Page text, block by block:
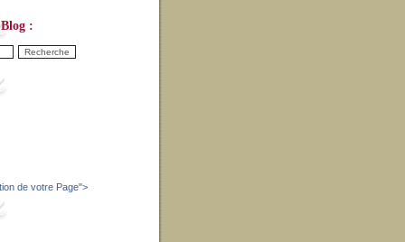
:
de votre Page">